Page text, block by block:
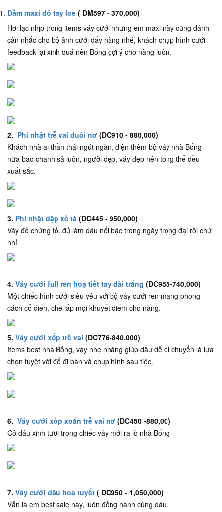
Đầm maxi đỏ tay loe ( DM597 - 370,000)
Hơi lạc nhịp trong items váy cưới nhưng em maxi này cũng đánh
cân nhắc cho bộ ảnh cưới đấy nàng nhé, khách chụp hình cưới
feedback lại xinh quá nên Bống gợi ý cho nàng luôn.
2. Phi nhật trễ vai đuôi nơ (DC910 - 880,000)
Khách nhà ai thần thái ngút ngàn, diện thêm bộ váy nhà Bống
nữa bao chanh sả luôn, người đẹp, váy đẹp nên tổng thể đều
xuất sắc.
3. Phi nhật dập xẻ tà (DC445 - 950,000)
Váy đỏ chứng tỏ..đủ làm dâu nổi bậc trong ngày trọng đại rồi chứ
nhỉ
4. Váy cưới full ren hoạ tiết tay dài trắng (DC955-740,000)
Một chiếc hình cưới siêu yêu với bộ váy cưới ren mang phong
cách cổ điển, che lấp mọi khuyết điểm cho nàng.
5. Váy cưới xốp trễ vai (DC776-840,000)
Items best nhà Bống, váy nhẹ nhàng giúp dâu dễ di chuyển là lựa
chọn tuyệt vời để đi bàn và chụp hình sau tiệc.
6. Váy cưới xốp xoắn trễ vai nơ (DC450 -880,00)
Cô dâu xinh tươi trong chiếc váy mới ra lò nhà Bống
7. Váy cưới dâu hoa tuyết ( DC950 - 1,050,000)
Vẫn là em best sale này, luôn đồng hành cùng dâu.